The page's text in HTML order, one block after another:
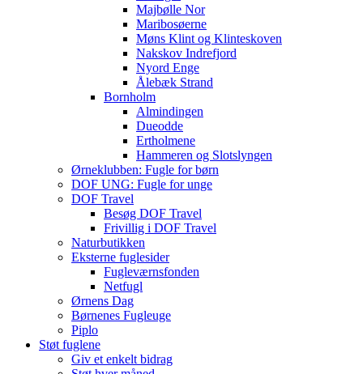
Majbølle Nor
Maribosøerne
Møns Klint og Klinteskoven
Nakskov Indrefjord
Nyord Enge
Ålebæk Strand
Bornholm
Almindingen
Dueodde
Ertholmene
Hammeren og Slotslyngen
Ørneklubben: Fugle for børn
DOF UNG: Fugle for unge
DOF Travel
Besøg DOF Travel
Frivillig i DOF Travel
Naturbutikken
Eksterne fuglesider
Fugleværnsfonden
Netfugl
Ørnens Dag
Børnenes Fugleuge
Piplo
Støt fuglene
Giv et enkelt bidrag